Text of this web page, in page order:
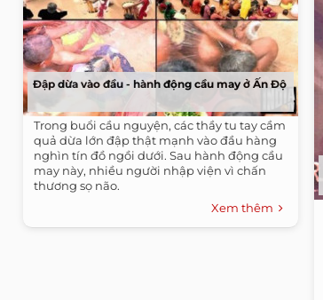
Đập dừa vào đầu - hành động cầu may ở Ấn Độ
Trong buổi cầu nguyện, các thầy tu tay cầm
quả dừa lớn đập thật mạnh vào đầu hàng
nghìn tín đồ ngồi dưới. Sau hành động cầu
may này, nhiều người nhập viện vì chấn
thương sọ não.
Xem thêm